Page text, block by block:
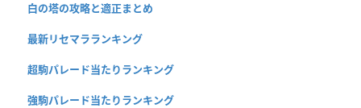
白の塔の攻略と適正まとめ
最新リセマラランキング
超駒パレード当たりランキング
強駒パレード当たりランキング